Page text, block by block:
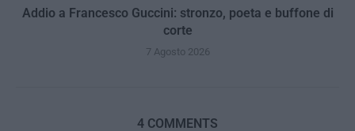
Addio a Francesco Guccini: stronzo, poeta e buffone di
corte
7 Agosto 2026
4 COMMENTS